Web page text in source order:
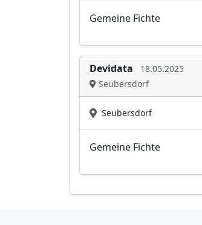
Gemeine Fichte
Devidata
18.05.2025
Seubersdorf
Seubersdorf
Gemeine Fichte